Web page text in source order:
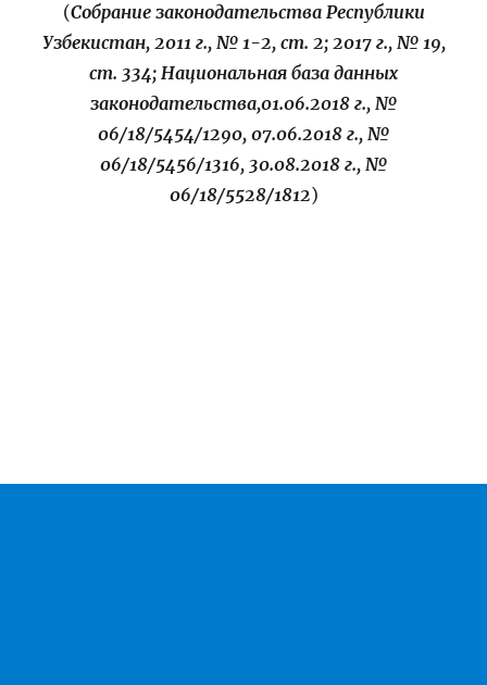
(Собрание законодательства Республики
Узбекистан, 2011 г., № 1-2, ст. 2; 2017 г., № 19,
ст. 334; Национальная база данных
законодательства,01.06.2018 г., №
06/18/5454/1290, 07.06.2018 г., №
06/18/5456/1316, 30.08.2018 г., №
06/18/5528/1812)